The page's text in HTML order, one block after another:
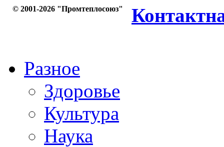
© 2001-2026 "Промтеплосоюз"
Разное
Здоровье
Культура
Наука